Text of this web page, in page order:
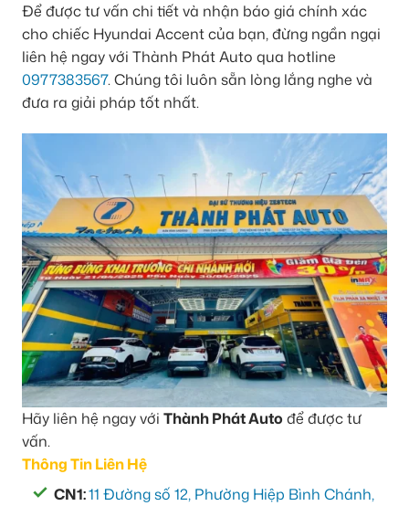
Để được tư vấn chi tiết và nhận báo giá chính xác
cho chiếc Hyundai Accent của bạn, đừng ngần ngại
liên hệ ngay với Thành Phát Auto qua hotline
0977383567. Chúng tôi luôn sẵn lòng lắng nghe và
đưa ra giải pháp tốt nhất.
Hãy liên hệ ngay với Thành Phát Auto để được tư
vấn.
Thông Tin Liên Hệ
CN1:11 Đường số 12, Phường Hiệp Bình Chánh,